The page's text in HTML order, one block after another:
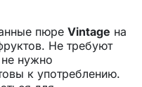
пюре Vintage на
Не требуют
нужно
к употреблению.